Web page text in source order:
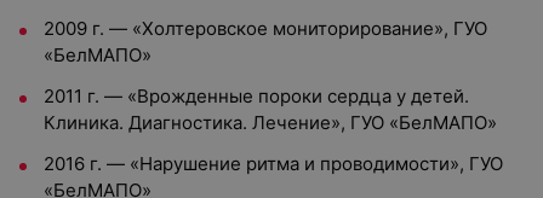
2009 г. — «Холтеровское мониторирование», ГУО
«БелМАПО»
2011 г. — «Врожденные пороки сердца у детей.
Клиника. Диагностика. Лечение», ГУО «БелМАПО»
2016 г. — «Нарушение ритма и проводимости», ГУО
«БелМАПО»